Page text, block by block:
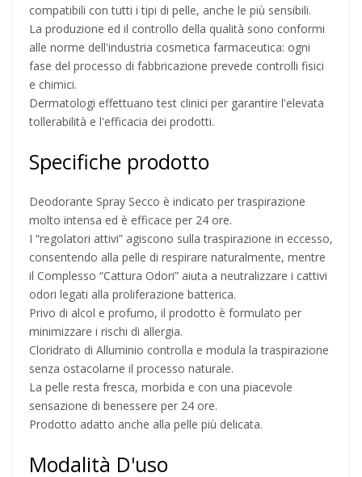
compatibili con tutti i tipi di pelle, anche le più sensibili.
La produzione ed il controllo della qualità sono conformi
alle norme dell'industria cosmetica farmaceutica: ogni
fase del processo di fabbricazione prevede controlli fisici
e chimici.
Dermatologi effettuano test clinici per garantire l'elevata
tollerabilità e l'efficacia dei prodotti.
Specifiche prodotto
Deodorante Spray Secco è indicato per traspirazione
molto intensa ed è efficace per 24 ore.
I “regolatori attivi” agiscono sulla traspirazione in eccesso,
consentendo alla pelle di respirare naturalmente, mentre
il Complesso “Cattura Odori” aiuta a neutralizzare i cattivi
odori legati alla proliferazione batterica.
Privo di alcol e profumo, il prodotto è formulato per
minimizzare i rischi di allergia.
Cloridrato di Alluminio controlla e modula la traspirazione
senza ostacolarne il processo naturale.
La pelle resta fresca, morbida e con una piacevole
sensazione di benessere per 24 ore.
Prodotto adatto anche alla pelle più delicata.
Modalità D'uso